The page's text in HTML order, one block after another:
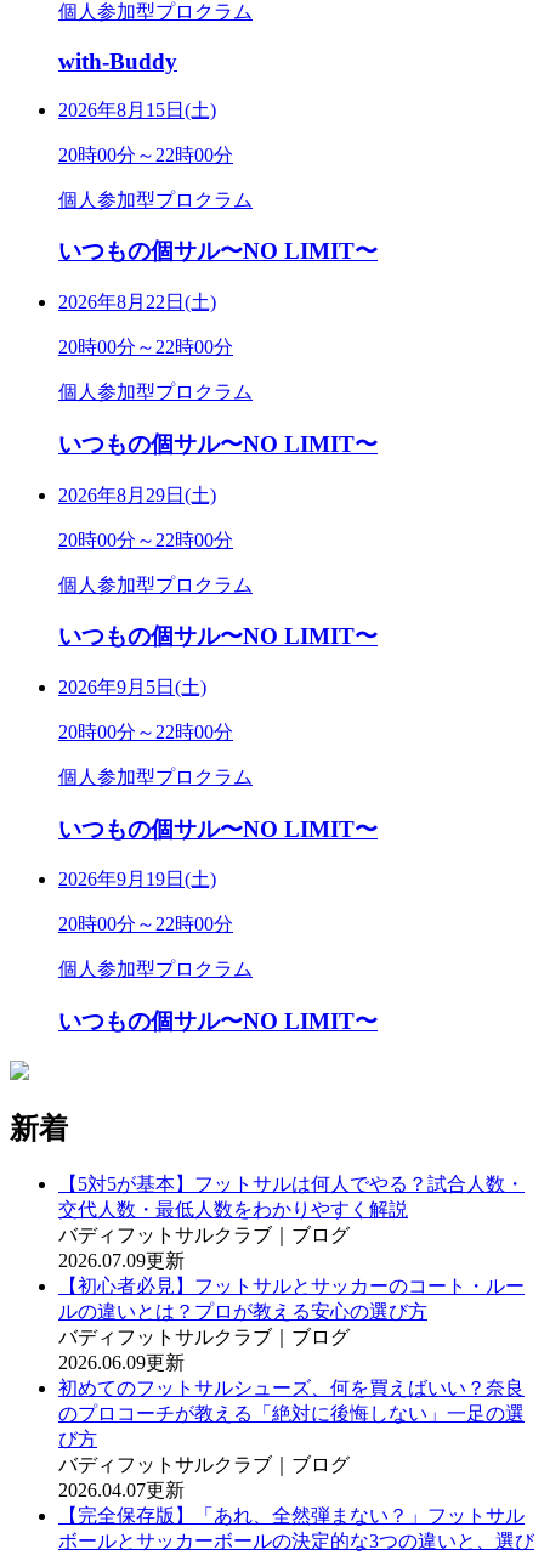
個人参加型プロクラム
with-Buddy
2026年8月15日(土)
20時00分～22時00分
個人参加型プロクラム
いつもの個サル〜NO LIMIT〜
2026年8月22日(土)
20時00分～22時00分
個人参加型プロクラム
いつもの個サル〜NO LIMIT〜
2026年8月29日(土)
20時00分～22時00分
個人参加型プロクラム
いつもの個サル〜NO LIMIT〜
2026年9月5日(土)
20時00分～22時00分
個人参加型プロクラム
いつもの個サル〜NO LIMIT〜
2026年9月19日(土)
20時00分～22時00分
個人参加型プロクラム
いつもの個サル〜NO LIMIT〜
新着
【5対5が基本】フットサルは何人でやる？試合人数・
交代人数・最低人数をわかりやすく解説
バディフットサルクラブ｜ブログ
2026.07.09更新
【初心者必見】フットサルとサッカーのコート・ルー
ルの違いとは？プロが教える安心の選び方
バディフットサルクラブ｜ブログ
2026.06.09更新
初めてのフットサルシューズ、何を買えばいい？奈良
のプロコーチが教える「絶対に後悔しない」一足の選
び方
バディフットサルクラブ｜ブログ
2026.04.07更新
【完全保存版】「あれ、全然弾まない？」フットサル
ボールとサッカーボールの決定的な3つの違いと、選び